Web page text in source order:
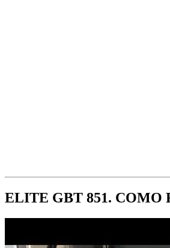
ELITE GBT 851. COMO